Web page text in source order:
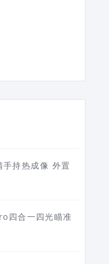
持热成像 外置
四合一四光瞄准